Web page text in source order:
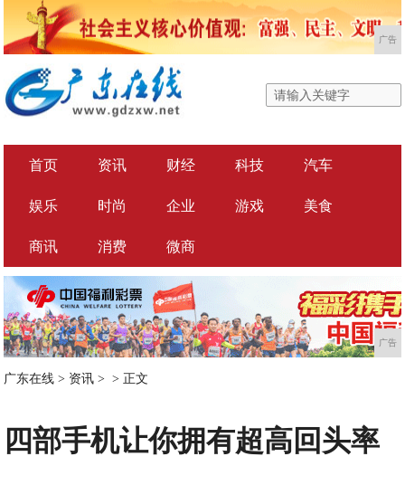
广告
首页 资讯 财经 科技 汽车
娱乐 时尚 企业 游戏 美食
商讯 消费 微商
广告
广东在线 > 资讯 > > 正文
四部手机让你拥有超高回头率